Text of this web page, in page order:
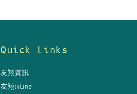
Quick Links
友翔資訊
友翔@Line